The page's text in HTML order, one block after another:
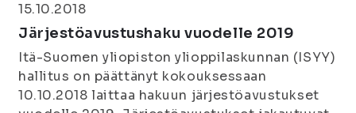
15.10.2018
Järjestöavustushaku vuodelle 2019
Itä-Suomen yliopiston ylioppilaskunnan (ISYY)
hallitus on päättänyt kokouksessaan
10.10.2018 laittaa hakuun järjestöavustukset